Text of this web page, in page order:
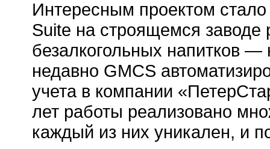
Интересным проектом
Suite на строящемся заводе
безалкогольных напитков
недавно GMCS
учета в компании
лет работы реализовано
каждый из них уникален, и